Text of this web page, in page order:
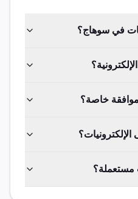
في سوهاج؟
موافقة خاصة؟
مستعملة؟